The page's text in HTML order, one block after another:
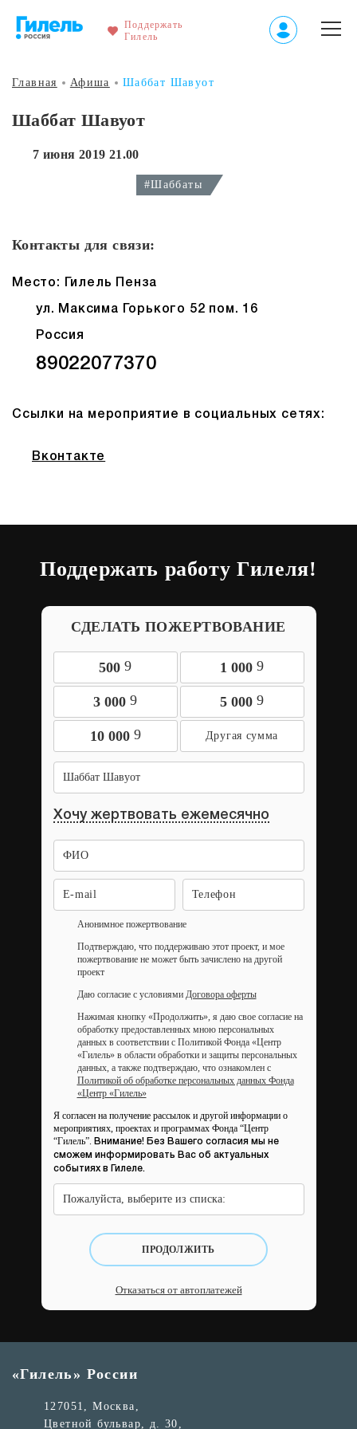
Поддержать
Гилель
Главная Афиша Шаббат Шавуот
Шаббат Шавуот
7 июня 2019 21.00
#Шаббаты
Контакты для связи:
Место: Гилель Пенза
ул. Максима Горького 52 пом. 16
Россия
89022077370
Ссылки на мероприятие в социальных сетях:
Вконтакте
Поддержать работу Гилеля!
СДЕЛАТЬ ПОЖЕРТВОВАНИЕ
500 9 1 000 9
3 000 9 5 000 9
10 000 9
Шаббат Шавуот
Хочу жертвовать ежемесячно
Анонимное пожертвование
Подтверждаю, что поддерживаю этот проект, и мое
пожертвование не может быть зачислено на другой
проект
Даю согласие с условиями Договора оферты
Нажимая кнопку «Продолжить», я даю свое согласие на
обработку предоставленных мною персональных
данных в соответствии с Политикой Фонда «Центр
«Гилель» в области обработки и защиты персональных
данных, а также подтверждаю, что ознакомлен с
Политикой об обработке персональных данных Фонда
«Центр «Гилель»
Я согласен на получение рассылок и другой информации о
мероприятиях, проектах и программах Фонда “Центр
“Гилель”. Внимание! Без Вашего согласия мы не
сможем информировать Вас об актуальных
событиях в Гилеле.
Пожалуйста, выберите из списка:
ПРОДОЛЖИТЬ
Отказаться от автоплатежей
«Гилель» России
127051, Москва,
Цветной бульвар, д. 30,